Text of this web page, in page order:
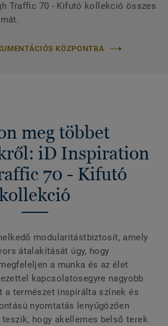
Traffic 70 - Kifutó kollekció összes
KÖZPONTBA
meg többet
iD Inspiration
70 - Kifutó
modularitástbiztosít, amely
átalakítását úgy, hogy
a munka és az élet
kapcsolatosegyre nagyobb
a természet inspirálta színek és
nyomtatás lenyűgözően
hogy akellemes belső terek